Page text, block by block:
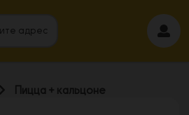
адрес
Пицца + кальцоне